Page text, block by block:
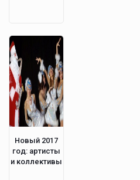
Новый 2017
год: артисты
и коллективы